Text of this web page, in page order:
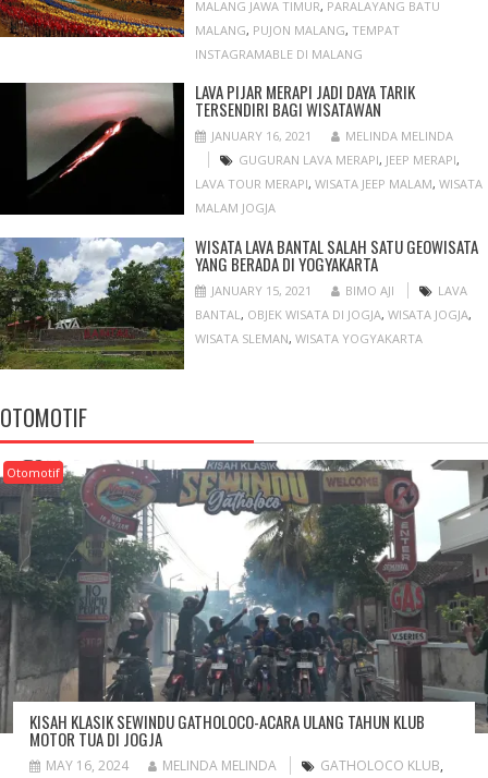
MALANG JAWA TIMUR, PARALAYANG BATU
MALANG, PUJON MALANG,TEMPAT
INSTAGRAMABLE DI MALANG
LAVA PIJAR MERAPI JADI DAYA TARIK
TERSENDIRI BAGI WISATAWAN
JANUARY 16, 2021
MELINDA MELINDA
GUGURAN LAVA MERAPI, JEEP MERAPI,
LAVA TOUR MERAPI,WISATA JEEP MALAM,WISATA
MALAM JOGJA
WISATA LAVA BANTAL SALAH SATU GEOWISATA
YANG BERADA DI YOGYAKARTA
JANUARY 15, 2021 BIMO AJI
LAVA
BANTAL, OBJEK WISATA DI JOGJA,WISATA JOGJA,
WISATA SLEMAN,WISATA YOGYAKARTA
OTOMOTIF
Otomotif
KISAH KLASIK SEWINDU GATHOLOCO-ACARA ULANG TAHUN KLUB
MOTOR TUA DI JOGJA
MAY 16, 2024 MELINDA MELINDA GATHOLOCO KLUB,